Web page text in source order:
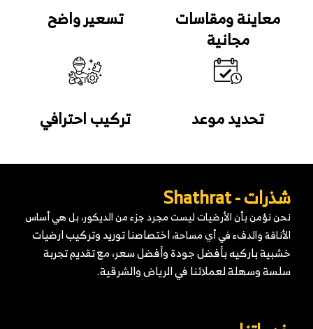
معاينة ومقاسات
مجانية
تسعير واضح
تحديد موعد تركيب احترافي
شذرات - Shathrat
نحن نؤمن بأن الأرضيات ليست مجرد جزء من الديكور، بل هي أساس
الأناقة والدفء في أي مساحة،اختصاصنا توريد وتركيب ارضيات
خشبية باركيهبأفضل جودة وأفضل سعر، مع تقديم تجربة
سلسة وسهلة لعملائنا في الرياض والشرقية.